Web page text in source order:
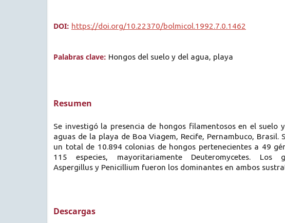
DOI: https://doi.org/10.22370/bolmicol.1992.7.0.1462
Palabras clave: Hongos del suelo y del agua, playa
Resumen
Se investigó la presencia de hongos filamentosos en el suelo
aguas de la playa de Boa Viagem, Recife, Pernambuco, Brasil.
un total de 10.894 colonias de hongos pertenecientes a 49
115 especies, mayoritariamente Deuteromycetes. Los
Aspergillus y Penicillium fueron los dominantes en ambos
Descargas